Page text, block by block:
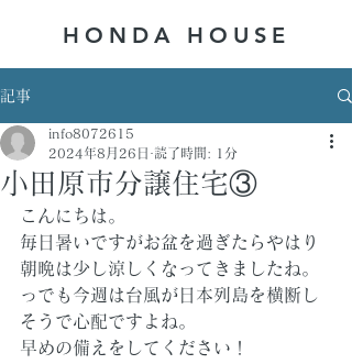
HONDA ​HOUSE
記事
小田原市分譲住宅③
info8072615
2024年8月26日
読了時間: 1分
こんにちは。
毎日暑いですがお盆を過ぎたらやはり
朝晩は少し涼しくなってきましたね。
っでも今週は台風が日本列島を横断し
そうで心配ですよね。
早めの備えをしてください！